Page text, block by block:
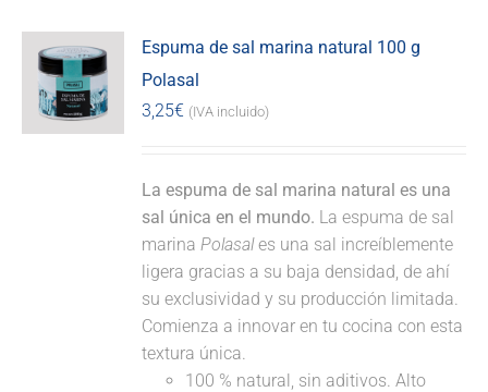
Espuma de sal marina natural 100 g
Polasal
3,25€ (IVA incluido)
La espuma de sal marina natural es una
sal única en el mundo. La espuma de sal
marinaPolasales una sal increíblemente
ligera gracias a su baja densidad, de ahí
su exclusividad y su producción limitada.
Comienza a innovar en tu cocina con esta
textura única.
100 % natural, sin aditivos. Alto